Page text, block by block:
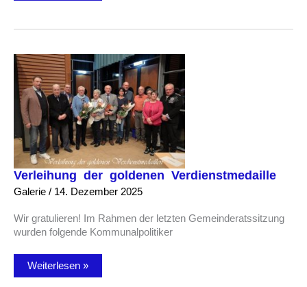
FAKTEN!
Verleihung der goldenen Verdienstmedaille
Galerie / 14. Dezember 2025
Wir gratulieren! Im Rahmen der letzten Gemeinderatssitzung
wurden folgende Kommunalpolitiker
Verleihung
Weiterlesen »